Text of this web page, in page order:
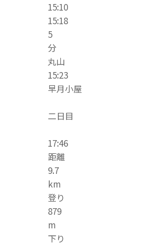
15:10
15:18
5
分
丸山
15:23
早月小屋
二日目
17:46
距離
9.7
km
登り
879
m
下り